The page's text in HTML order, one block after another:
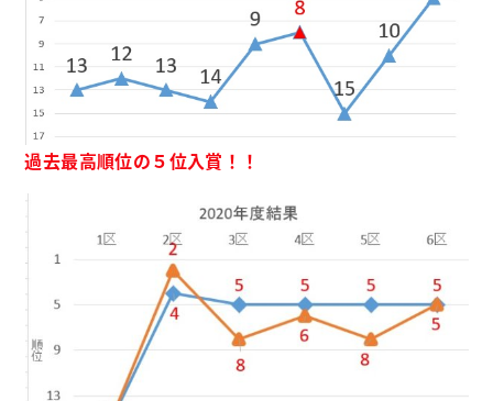
過去最高順位の５位入賞！！